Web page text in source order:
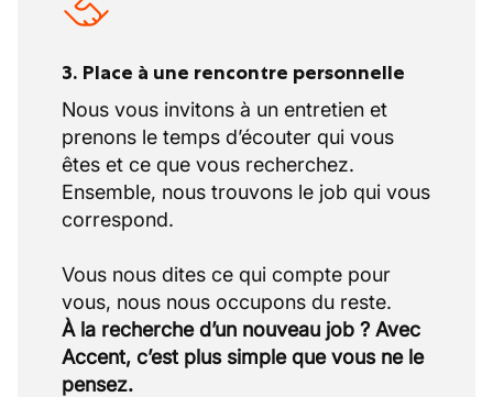
3. Place à une rencontre personnelle
Nous vous invitons à un entretien et
prenons le temps d’écouter qui vous
êtes et ce que vous recherchez.
Ensemble, nous trouvons le job qui vous
correspond.
Vous nous dites ce qui compte pour
À la recherche d’un nouveau job ? Avec
Accent, c’est plus simple que vous ne le
pensez.